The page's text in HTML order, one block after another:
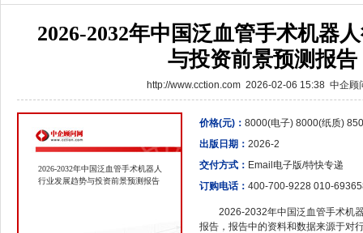
2026-2032年中国泛血管手术机器
与投资前景预测报告
http://www.cction.com 2026-02-06 15:38 中企顾
2026-2032年中国泛血管手术机器人
行业发展趋势与投资前景预测报告
价格(元)： 8000(电子) 8000(纸质)
出版日期： 2026-2
交付方式： Email电子版/特快专递
订购电话： 400-700-9228 010-
2026-2032年中国泛血管手术机
报告，报告中的资料和数据来源于对